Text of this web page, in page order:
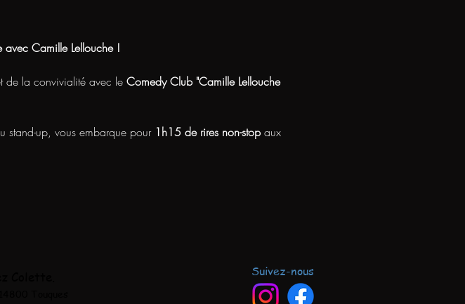
avec Camille Lellouche !
de la convivialité avec le Comedy Club "Camille Lellouche
stand-up, vous embarque pour 1h15 de rires non-stop aux
Suivez-nous